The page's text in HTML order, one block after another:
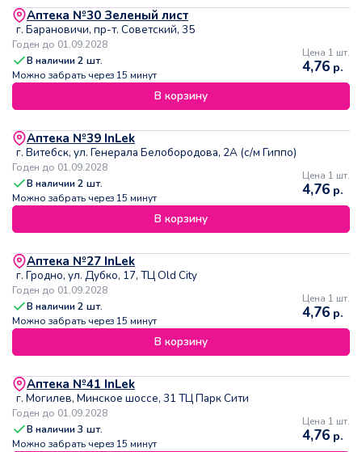
Аптека №30 Зеленый лист
г. Барановичи, пр-т. Советский, 35
Годен до 01.09.2028
В наличии2 шт.
Можно забрать через 15 минут
Цена 1 шт.
4,76 р.
В корзину
Аптека №39 InLek
г. Витебск, ул. Генерала Белобородова, 2А (с/м Гиппо)
Годен до 01.09.2028
В наличии2 шт.
Можно забрать через 15 минут
Цена 1 шт.
4,76 р.
В корзину
Аптека №27 InLek
г. Гродно, ул. Дубко, 17, ТЦ Old City
Годен до 01.09.2028
В наличии2 шт.
Можно забрать через 15 минут
Цена 1 шт.
4,76 р.
В корзину
Аптека №41 InLek
г. Могилев, Минское шоссе, 31 ТЦ Парк Сити
Годен до 01.09.2028
В наличии3 шт.
Можно забрать через 15 минут
Цена 1 шт.
4,76 р.